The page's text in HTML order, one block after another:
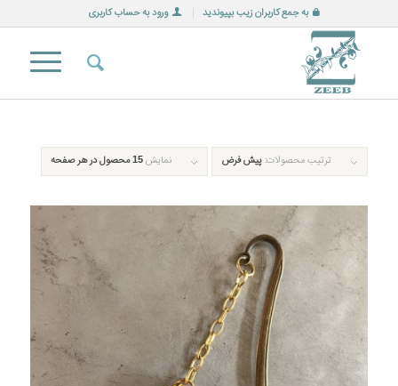
به جمع کاربران زیب بپیوندید ورود به حساب کاربری
ترتیب محصولات: پیش فرض نمایش15 محصول در هر صفحه